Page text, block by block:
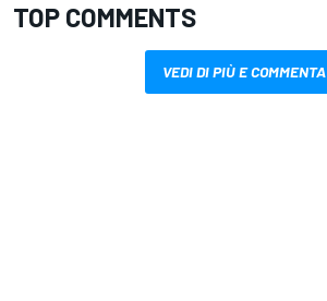
TOP COMMENTS
VEDI DI PIÙ E COMMENTA